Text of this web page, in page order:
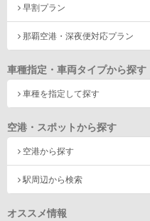
早割プラン
那覇空港・深夜便対応プラン
車種指定・車両タイプから探す
車種を指定して探す
空港・スポットから探す
空港から探す
駅周辺から検索
オススメ情報